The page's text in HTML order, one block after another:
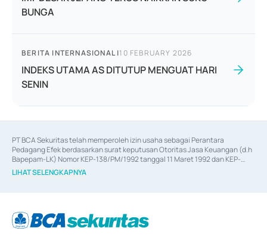
BUNGA
BERITA INTERNASIONAL |10 FEBRUARY 2026
INDEKS UTAMA AS DITUTUP MENGUAT HARI
SENIN
PT BCA Sekuritas telah memperoleh izin usaha sebagai Perantara
Pedagang Efek berdasarkan surat keputusan Otoritas Jasa Keuangan (d.h
Bapepam-LK) Nomor KEP-138/PM/1992 tanggal 11 Maret 1992 dan KEP-
06/D.04/2014 tanggal 28 Februari 2014, izin usaha sebagai Penjamin Emisi
Efek berdasarkan surat keputusan Otoritas Jasa Keuangan Nomor KEP-
berdasarkan surat keputusan Otoritas Jasa Keuangan Nomor S-
67/PM.21/2017 tanggal 3 Februari 2017, dan beberapa izin usaha lainnya
LIHAT SELENGKAPNYA